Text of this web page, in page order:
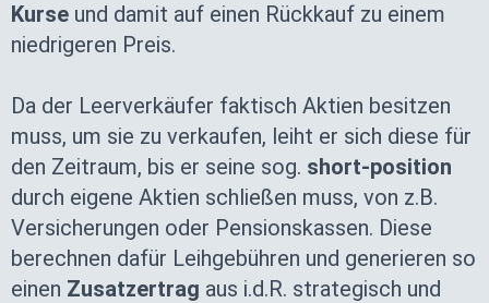
Kurse und damit auf einen Rückkauf zu einem
niedrigeren Preis.
Da der Leerverkäufer faktisch Aktien besitzen
muss, um sie zu verkaufen, leiht er sich diese für
den Zeitraum, bis er seine sog. short-position
durch eigene Aktien schließen muss, von z.B.
Versicherungen oder Pensionskassen. Diese
berechnen dafür Leihgebühren und generieren so
einen Zusatzertrag aus i.d.R. strategisch und